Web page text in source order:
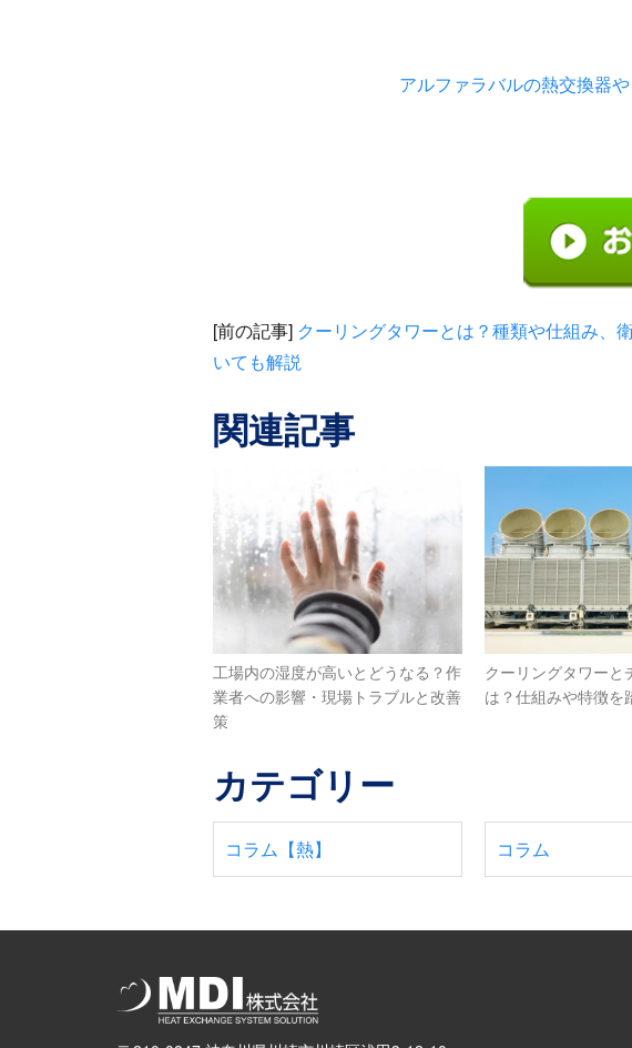
アルファラバルの熱交換器
[前の記事] クーリングタワーとは？種類や仕組み、
いても解説
関連記事
工場内の湿度が高いとどうなる？作
業者への影響・現場トラブルと改善
策
クーリングタワーと
は？仕組みや特徴を
カテゴリー
コラム【熱】 コラム